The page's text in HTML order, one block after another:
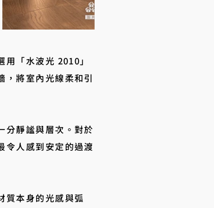
「水波光 2010」
，將室內光線柔和引
分靜謐與層次。對於
令人感到安定的過渡
質本身的光感與弧